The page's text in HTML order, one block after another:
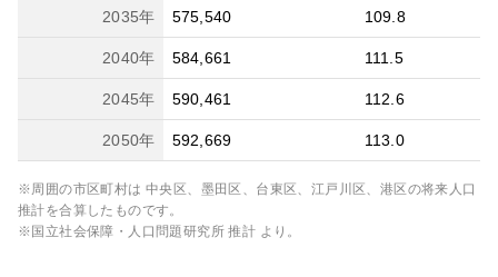
2035年 575,540 109.8
2040年 584,661 111.5
2045年 590,461 112.6
2050年 592,669 113.0
※周囲の市区町村は 中央区、墨田区、台東区、江戸川区、港区の将来人口
推計を合算したものです。
※国立社会保障・人口問題研究所 推計 より。